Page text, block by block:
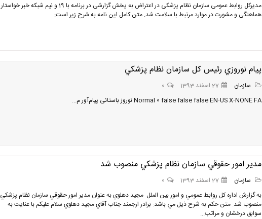
مدیرکل روابط عمومی سازمان نظام پزشکی در اعتراض به پخش گزارشی در برنامه با 19 و نیم شبکه خبر خواستار
هماهنگی و مشورت در موارد مرتبط با سلامت شد. متن کامل این نامه به شرح زیر است:
پيام نوروزي رئيس كل سازمان نظام پزشكي
سازمان 27 اسفند 1393
0
Normal 0 false false false EN-US X-NONE FA نوروز باستانی پیام‌آور م...
مدير امور حقوقي سازمان نظام پزشكي منصوب شد
سازمان 27 اسفند 1393
0
به گزارش اداره كل روابط عمومي و امور بين الملل مجيد دهلوي به عنوان مدير امور حقوقي سازمان نظام پزشكي
منصوب شد. متن حكم به شرح ذيل مي باشد: برادر ارجمند جناب آقاي مجيد دهلوي سلام عليكم با عنايت به
سوابق درخشان و مراتب...